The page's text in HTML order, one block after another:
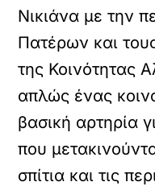
Νικιάνα με την
Πατέρων και
της Κοινότητας
απλώς ένας
βασική αρτηρία
που
σπίτια και τις